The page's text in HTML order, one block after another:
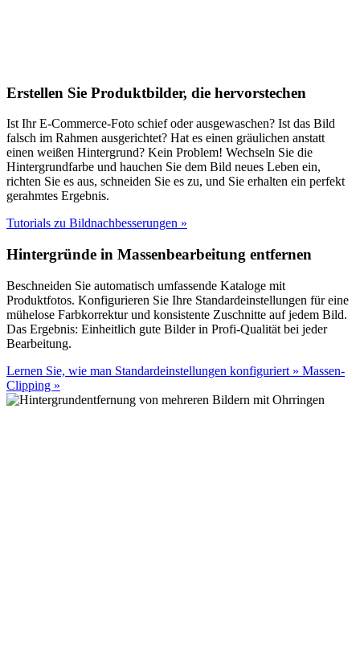
Erstellen Sie Produktbilder, die hervorstechen
Ist Ihr E-Commerce-Foto schief oder ausgewaschen? Ist das Bild
falsch im Rahmen ausgerichtet? Hat es einen gräulichen anstatt
einen weißen Hintergrund? Kein Problem! Wechseln Sie die
Hintergrundfarbe und hauchen Sie dem Bild neues Leben ein,
richten Sie es aus, schneiden Sie es zu, und Sie erhalten ein perfekt
gerahmtes Ergebnis.
Tutorials zu Bildnachbesserungen »
Hintergründe in Massenbearbeitung entfernen
Beschneiden Sie automatisch umfassende Kataloge mit
Produktfotos. Konfigurieren Sie Ihre Standardeinstellungen für eine
mühelose Farbkorrektur und konsistente Zuschnitte auf jedem Bild.
Das Ergebnis: Einheitlich gute Bilder in Profi-Qualität bei jeder
Bearbeitung.
Lernen Sie, wie man Standardeinstellungen konfiguriert » Massen-
Clipping »